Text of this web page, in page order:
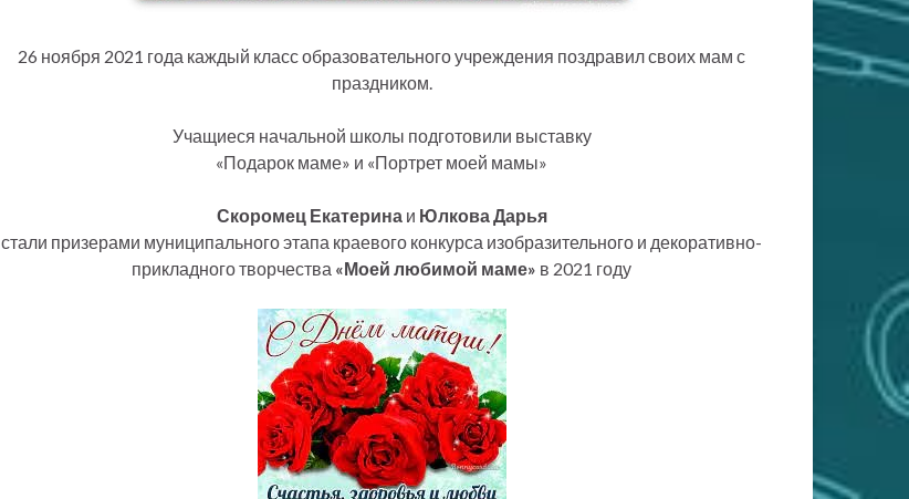
26 ноября 2021 года каждый класс образовательного учреждения поздравил своих мам с
праздником.
Учащиеся начальной школы подготовили выставку
«Подарок маме» и «Портрет моей мамы»
Скоромец Екатеринаи Юлкова Дарья
стали призерами муниципального этапа краевого конкурса изобразительного и декоративно-
прикладного творчества «Моей любимой маме» в 2021 году